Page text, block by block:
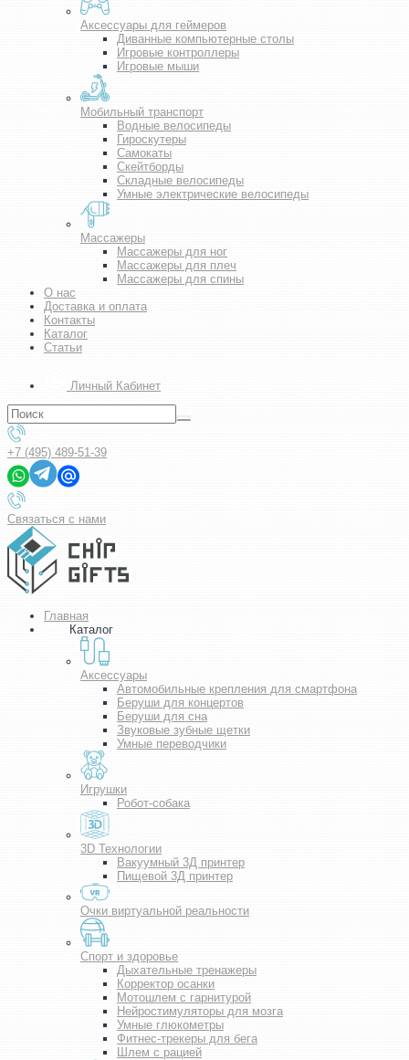
Аксессуары для геймеров
Диванные компьютерные столы
Игровые контроллеры
Игровые мыши
Мобильный транспорт
Водные велосипеды
Гироскутеры
Самокаты
Скейтборды
Складные велосипеды
Умные электрические велосипеды
Массажеры
Массажеры для ног
Массажеры для плеч
Массажеры для спины
О нас
Доставка и оплата
Контакты
Каталог
Статьи
Личный Кабинет
+7 (495) 489-51-39
Связаться с нами
Главная
Каталог
Аксессуары
Автомобильные крепления для смартфона
Беруши для концертов
Беруши для сна
Звуковые зубные щетки
Умные переводчики
Игрушки
Робот-собака
3D Технологии
Вакуумный 3Д принтер
Пищевой 3Д принтер
Очки виртуальной реальности
Спорт и здоровье
Дыхательные тренажеры
Корректор осанки
Мотошлем с гарнитурой
Нейростимуляторы для мозга
Умные глюкометры
Фитнес-трекеры для бега
Шлем с рацией